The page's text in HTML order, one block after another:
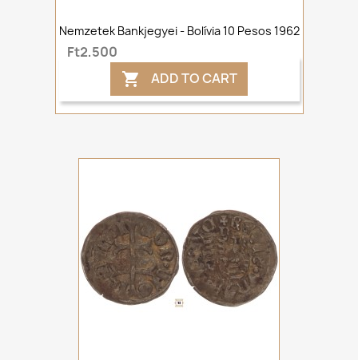
Nemzetek Bankjegyei - Bolívia 10 Pesos 1962
Ft2,500
 ADD TO CART